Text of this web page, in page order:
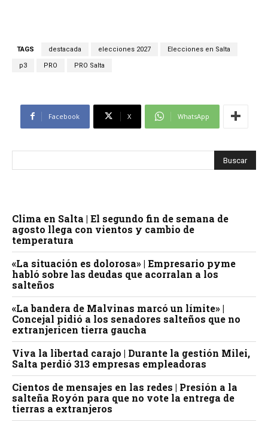
TAGS destacada elecciones 2027 Elecciones en Salta
p3 PRO PRO Salta
Facebook X WhatsApp
Clima en Salta | El segundo fin de semana de
agosto llega con vientos y cambio de
temperatura
«La situación es dolorosa» | Empresario pyme
habló sobre las deudas que acorralan a los
salteños
«La bandera de Malvinas marcó un límite» |
Concejal pidió a los senadores salteños que no
extranjericen tierra gaucha
Viva la libertad carajo | Durante la gestión Milei,
Salta perdió 313 empresas empleadoras
Cientos de mensajes en las redes | Presión a la
salteña Royón para que no vote la entrega de
tierras a extranjeros